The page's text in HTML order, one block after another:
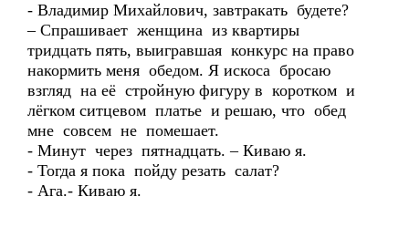
- Владимир Михайлович, завтракать будете?
– Спрашивает женщина из квартиры
тридцать пять, выигравшая конкурс на право
накормить меня обедом. Я искоса бросаю
взгляд на её стройную фигуру в коротком и
лёгком ситцевом платье и решаю, что обед
мне совсем не помешает.
- Минут через пятнадцать. – Киваю я.
- Тогда я пока пойду резать салат?
- Ага.- Киваю я.